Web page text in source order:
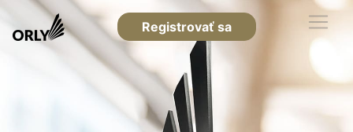
Registrovať sa